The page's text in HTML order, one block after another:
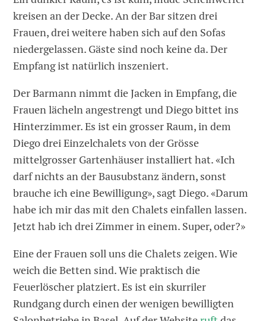
kreisen an der Decke. An der Bar sitzen drei
Frauen, drei weitere haben sich auf den Sofas
niedergelassen. Gäste sind noch keine da. Der
Empfang ist natürlich inszeniert.
Der Barmann nimmt die Jacken in Empfang, die
Frauen lächeln angestrengt und Diego bittet ins
Hinterzimmer. Es ist ein grosser Raum, in dem
Diego drei Einzelchalets von der Grösse
mittelgrosser Gartenhäuser installiert hat. «Ich
darf nichts an der Bausubstanz ändern, sonst
brauche ich eine Bewilligung», sagt Diego. «Darum
habe ich mir das mit den Chalets einfallen lassen.
Jetzt hab ich drei Zimmer in einem. Super, oder?»
Eine der Frauen soll uns die Chalets zeigen. Wie
weich die Betten sind. Wie praktisch die
Feuerlöscher platziert. Es ist ein skurriler
Rundgang durch einen der wenigen bewilligten